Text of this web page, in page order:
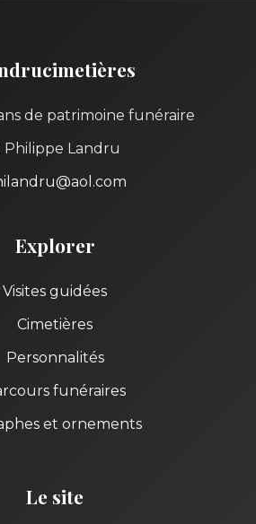
de patrimoine funéraire
Philippe Landru
Explorer
Visites guidées
Cimetières
Personnalités
funéraires
et ornements
Le site